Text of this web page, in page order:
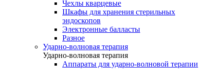
Чехлы кварцевые
Шкафы для хранения стерильных
эндоскопов
Электронные балласты
Разное
Ударно-волновая терапия
Ударно-волновая терапия
Аппараты для ударно-волновой терапии